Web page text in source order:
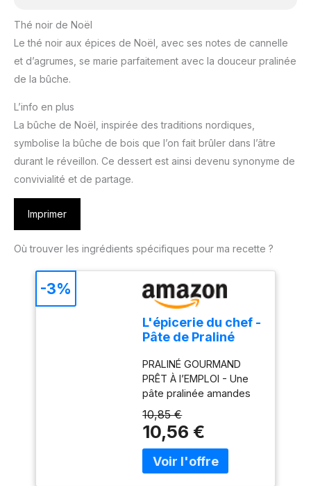
Thé noir de Noël
Le thé noir aux épices de Noël, avec ses notes de cannelle
et d’agrumes, se marie parfaitement avec la douceur pralinée
de la bûche.
L’info en plus
La bûche de Noël, inspirée des traditions nordiques,
symbolise la bûche de bois que l’on fait brûler dans l’âtre
durant le réveillon. Ce dessert est ainsi devenu synonyme de
convivialité et de partage.
Imprimer
Où trouver les ingrédients spécifiques pour ma recette ?
L'épicerie du chef -
Pâte de Praliné
Noisettes 200 g
PRALINÉ GOURMAND
PRÊT À l’EMPLOI - Une
pâte pralinée amandes
noisettes goûteuse et
onctueuse pour vos
pâtisseries. Spécialité
des grands chefs
pâtissiers, le praliné
10,85 €
10,56 €
-3%